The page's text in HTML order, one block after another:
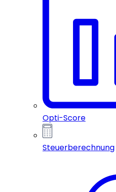
Opti-Score
Steuerberechnung